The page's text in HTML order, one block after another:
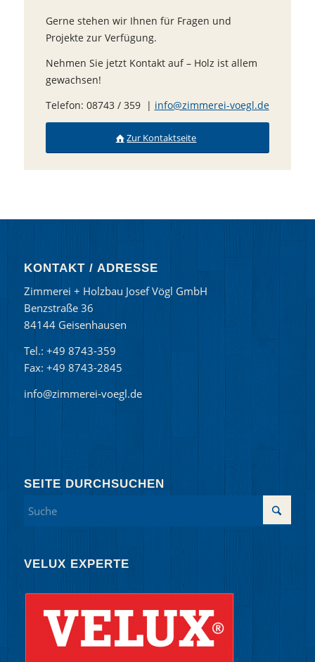
Gerne stehen wir Ihnen für Fragen und
Projekte zur Verfügung.
Nehmen Sie jetzt Kontakt auf – Holz ist allem
gewachsen!
Telefon: 08743 / 359 | info@zimmerei-voegl.de
Zur Kontaktseite
KONTAKT / ADRESSE
Zimmerei + Holzbau Josef Vögl GmbH
Benzstraße 36
84144 Geisenhausen
Tel.: +49 8743-359
Fax: +49 8743-2845
info@zimmerei-voegl.de
SEITE DURCHSUCHEN
VELUX EXPERTE